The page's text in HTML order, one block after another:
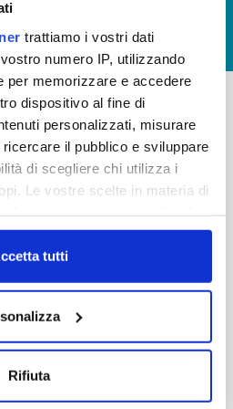
trattiamo i vostri dati
numero IP, utilizzando
per memorizzare e accedere
dispositivo al fine di
personalizzati, misurare
il pubblico e sviluppare
di scegliere chi utilizza i
Le vostre scelte in materia di
scelte. È possibile
consenso in qualsiasi
sui cookie o facendo clic
anche:
sulla tua posizione
tutti
Rifiuta
LAVORA CON NOI
-
FAQ
PRIVACY POLICY
COOKIE
WHISTLEBLOWING
CREDITS